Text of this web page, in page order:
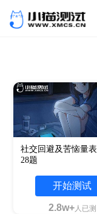
社交回避及苦恼量
28题
开始测试
2.8w+人已测